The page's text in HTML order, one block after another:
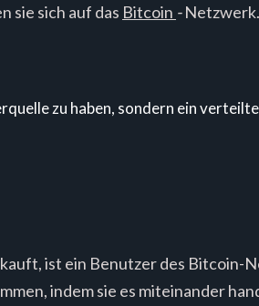
sie sich auf das Bitcoin -Netzwerk.
zu haben, sondern ein
ist ein Benutzer des Bitcoin-
indem sie es miteinander